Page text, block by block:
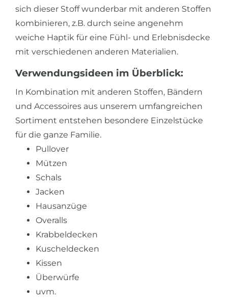
sich dieser Stoff wunderbar mit anderen Stoffen
kombinieren, z.B. durch seine angenehm
weiche Haptik für eine Fühl- und Erlebnisdecke
mit verschiedenen anderen Materialien.
Verwendungsideen im Überblick:
In Kombination mit anderen Stoffen, Bändern
und Accessoires aus unserem umfangreichen
Sortiment entstehen besondere Einzelstücke
für die ganze Familie.
Pullover
Mützen
Schals
Jacken
Hausanzüge
Overalls
Krabbeldecken
Kuscheldecken
Kissen
Überwürfe
uvm.